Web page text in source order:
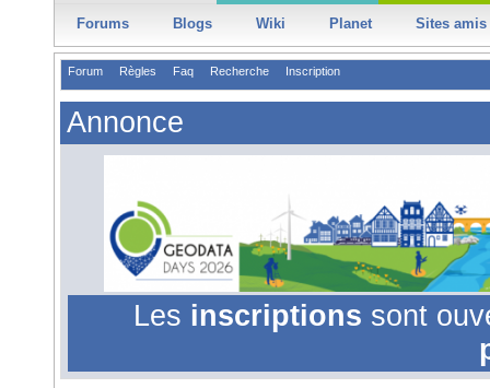
Forums Blogs Wiki Planet Sites amis
Forum Règles Faq Recherche Inscription
Annonce
Les inscriptions sont